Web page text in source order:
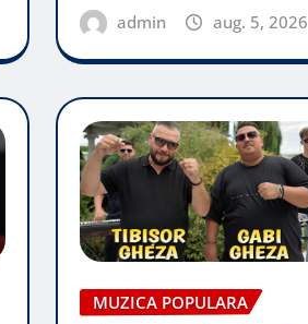
admin aug. 5, 2026
MUZICA POPULARA